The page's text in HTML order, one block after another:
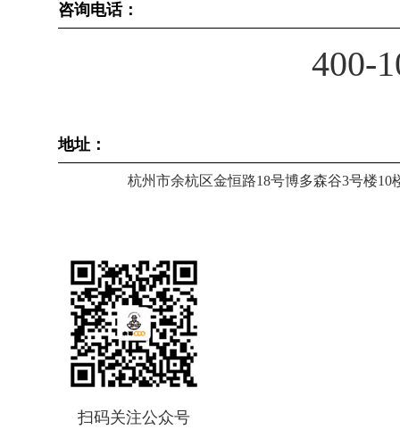
咨询电话：
400-
地址：
杭州市余杭区金恒路18号博多森谷3号楼10
扫码关注公众号